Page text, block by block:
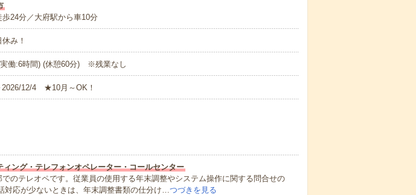
24分／大府駅から車10分
み！
実働:6時間) (休憩60分) ※残業なし
2026/12/4 ★10月～OK！
ィング・テレフォンオペレーター・コールセンター
でのテレオペです。従業員の使用する年末調整やシステム操作に関する問合せの
対応が少ないときは、年末調整書類の仕分け… つづきを見る